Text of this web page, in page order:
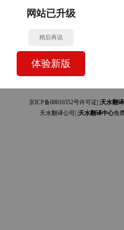
京ICP备08010352号许可证| | 天水翻
天水翻译公司| |
天水翻译中心免
网站已升级
稍后再说
体验新版